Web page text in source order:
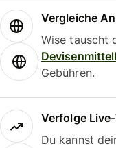
Vergleiche
Wise tauscht
Gebühren.
Verfolge
Du kannst